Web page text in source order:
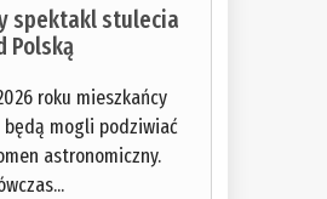
spektakl stulecia
Polską
roku mieszkańcy
mogli podziwiać
astronomiczny.